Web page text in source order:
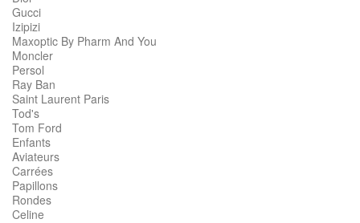
Gucci
Izipizi
Maxoptic By Pharm And You
Moncler
Persol
Ray Ban
Saint Laurent Paris
Tod's
Tom Ford
Enfants
Aviateurs
Carrées
Papillons
Rondes
Celine